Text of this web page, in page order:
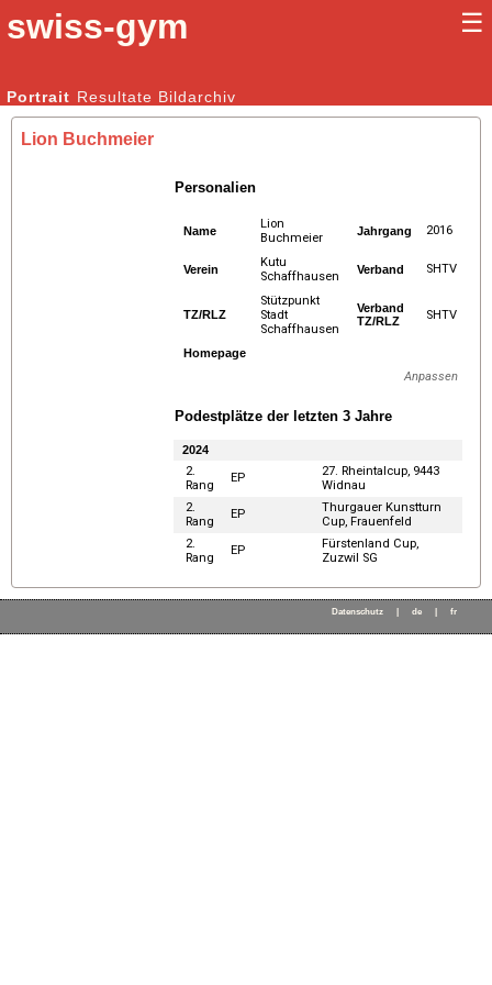
swiss-gym ☰
Kunstturnen Männer | Kunstturnen Frauen
Portrait Resultate Bildarchiv
Lion Buchmeier
Personalien
Name
Lion
Buchmeier
Jahrgang 2016
Verein
Kutu
Schaffhausen
Verband SHTV
TZ/RLZ
Stützpunkt
Stadt
Schaffhausen
Verband
TZ/RLZ
SHTV
Homepage
Anpassen
Podestplätze der letzten 3 Jahre
2024
2.
Rang
EP
27. Rheintalcup, 9443
Widnau
2.
Rang
EP
Thurgauer Kunstturn
Cup, Frauenfeld
2.
Rang
EP
Fürstenland Cup,
Zuzwil SG
Datenschutz de fr